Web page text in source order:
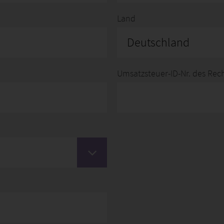
Land
Deutschland
Umsatzsteuer-ID-Nr. des